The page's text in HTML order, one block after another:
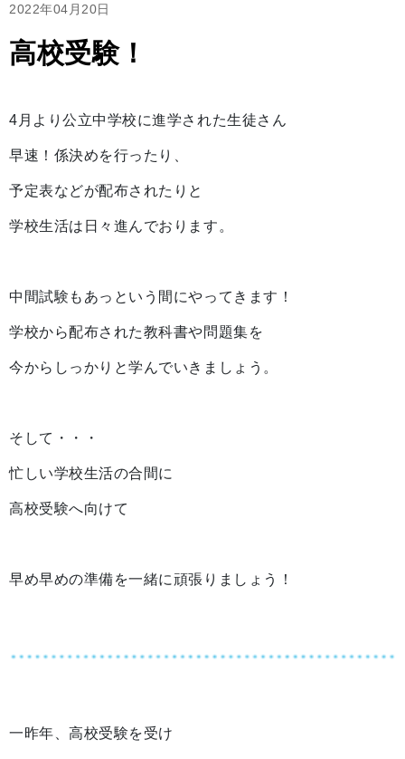
2022年04月20日
高校受験！
4月より公立中学校に進学された生徒さん
早速！係決めを行ったり、
予定表などが配布されたりと
学校生活は日々進んでおります。
中間試験もあっという間にやってきます！
学校から配布された教科書や問題集を
今からしっかりと学んでいきましょう。
そして・・・
忙しい学校生活の合間に
高校受験へ向けて
早め早めの準備を一緒に頑張りましょう！
一昨年、高校受験を受け